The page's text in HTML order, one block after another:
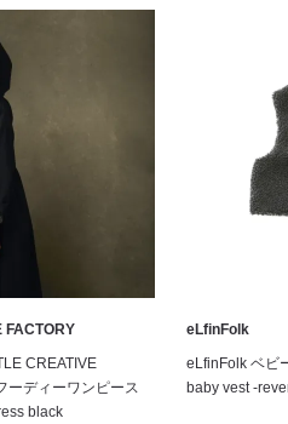
FACTORY
CREATIVE
ーディーワンピース
black
eLfinFolk
eLfinFolk ベビ
baby vest -